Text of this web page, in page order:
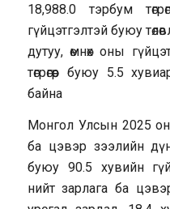
18,988.0 тэрбум
гүйцэтгэлтэй буюу
дутуу, өмнөх оны
төгрөгөөр буюу 5.5
байна
Монгол Улсын 2025
ба цэвэр зээлийн дүн
буюу 90.5 хувийн
нийт зарлага ба